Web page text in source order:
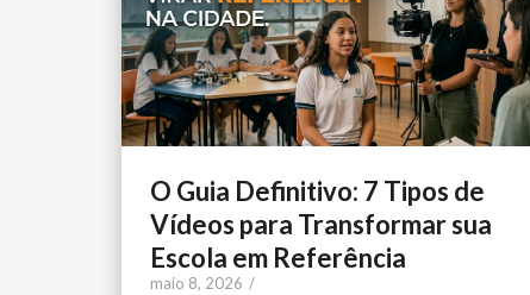
O Guia Definitivo: 7 Tipos de
Vídeos para Transformar sua
Escola em Referência
maio 8, 2026 /